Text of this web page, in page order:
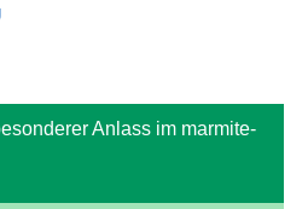
Anlass im marmite-